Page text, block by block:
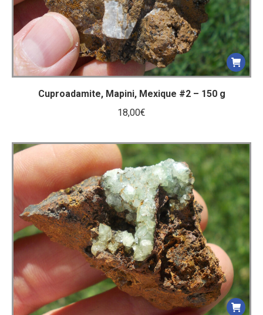
Cuproadamite, Mapini, Mexique #2 – 150 g
18,00€